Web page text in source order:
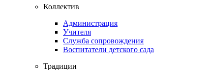
Коллектив
Администрация
Учителя
Служба сопровождения
Воспитатели детского сада
Традиции